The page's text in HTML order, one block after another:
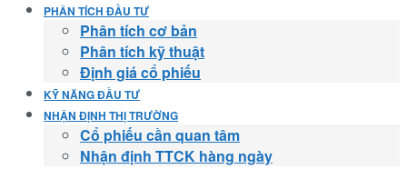
PHÂN TÍCH ĐẦU TƯ
Phân tích cơ bản
Phân tích kỹ thuật
Định giá cổ phiếu
KỸ NĂNG ĐẦU TƯ
NHẬN ĐỊNH THỊ TRƯỜNG
Cổ phiếu cần quan tâm
Nhận định TTCK hàng ngày